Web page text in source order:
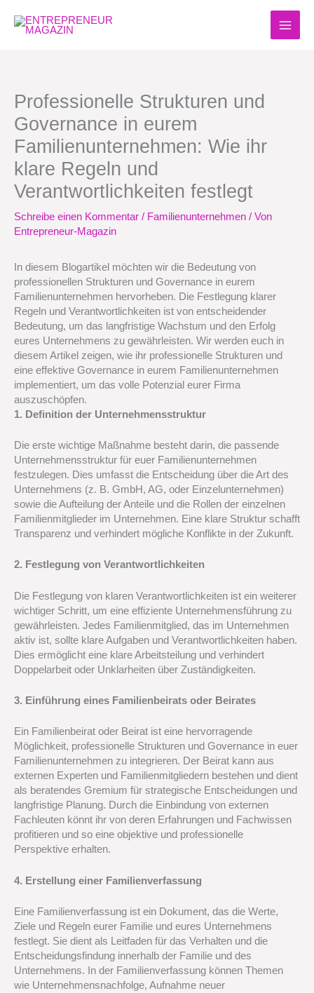
Inhalt
springen
Professionelle Strukturen und
Governance in eurem
Familienunternehmen: Wie ihr
klare Regeln und
Verantwortlichkeiten festlegt
Schreibe einen Kommentar / Familienunternehmen / Von
Entrepreneur-Magazin
In diesem Blogartikel möchten wir die Bedeutung von
professionellen Strukturen und Governance in eurem
Familienunternehmen hervorheben. Die Festlegung klarer
Regeln und Verantwortlichkeiten ist von entscheidender
Bedeutung, um das langfristige Wachstum und den Erfolg
eures Unternehmens zu gewährleisten. Wir werden euch in
diesem Artikel zeigen, wie ihr professionelle Strukturen und
eine effektive Governance in eurem Familienunternehmen
implementiert, um das volle Potenzial eurer Firma
auszuschöpfen.
1. Definition der Unternehmensstruktur
Die erste wichtige Maßnahme besteht darin, die passende
Unternehmensstruktur für euer Familienunternehmen
festzulegen. Dies umfasst die Entscheidung über die Art des
Unternehmens (z. B. GmbH, AG, oder Einzelunternehmen)
sowie die Aufteilung der Anteile und die Rollen der einzelnen
Familienmitglieder im Unternehmen. Eine klare Struktur schafft
Transparenz und verhindert mögliche Konflikte in der Zukunft.
2. Festlegung von Verantwortlichkeiten
Die Festlegung von klaren Verantwortlichkeiten ist ein weiterer
wichtiger Schritt, um eine effiziente Unternehmensführung zu
gewährleisten. Jedes Familienmitglied, das im Unternehmen
aktiv ist, sollte klare Aufgaben und Verantwortlichkeiten haben.
Dies ermöglicht eine klare Arbeitsteilung und verhindert
Doppelarbeit oder Unklarheiten über Zuständigkeiten.
3. Einführung eines Familienbeirats oder Beirates
Ein Familienbeirat oder Beirat ist eine hervorragende
Möglichkeit, professionelle Strukturen und Governance in euer
Familienunternehmen zu integrieren. Der Beirat kann aus
externen Experten und Familienmitgliedern bestehen und dient
als beratendes Gremium für strategische Entscheidungen und
langfristige Planung. Durch die Einbindung von externen
Fachleuten könnt ihr von deren Erfahrungen und Fachwissen
profitieren und so eine objektive und professionelle
Perspektive erhalten.
4. Erstellung einer Familienverfassung
Eine Familienverfassung ist ein Dokument, das die Werte,
Ziele und Regeln eurer Familie und eures Unternehmens
festlegt. Sie dient als Leitfaden für das Verhalten und die
Entscheidungsfindung innerhalb der Familie und des
Unternehmens. In der Familienverfassung können Themen
wie Unternehmensnachfolge, Aufnahme neuer